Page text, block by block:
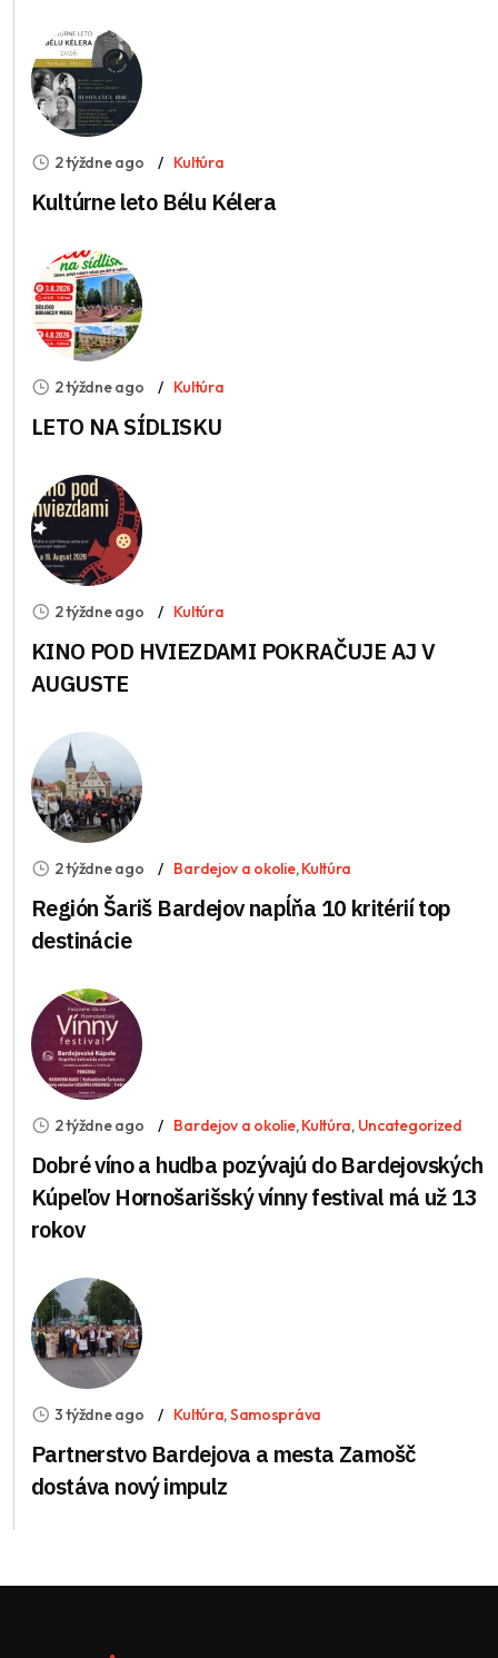
2 týždne ago Kultúra
Kultúrne leto Bélu Kélera
2 týždne ago Kultúra
LETO NA SÍDLISKU
2 týždne ago Kultúra
KINO POD HVIEZDAMI POKRAČUJE AJ V
AUGUSTE
2 týždne ago Bardejov a okolie,Kultúra
Región Šariš Bardejov napĺňa 10 kritérií top
destinácie
2 týždne ago Bardejov a okolie,Kultúra, Uncategorized
Dobré víno a hudba pozývajú do Bardejovských
Kúpeľov Hornošarišský vínny festival má už 13
rokov
3 týždne ago Kultúra,Samospráva
Partnerstvo Bardejova a mesta Zamošč
dostáva nový impulz